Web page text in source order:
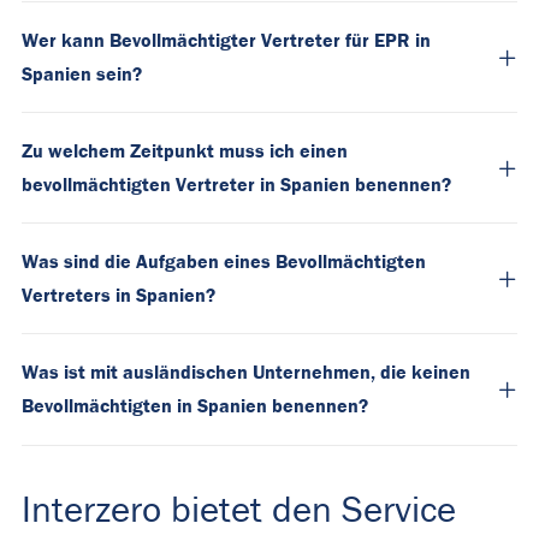
Wer kann Bevollmächtigter Vertreter für EPR in
Spanien sein?
Zu welchem Zeitpunkt muss ich einen
bevollmächtigten Vertreter in Spanien benennen?
Was sind die Aufgaben eines Bevollmächtigten
Vertreters in Spanien?
Was ist mit ausländischen Unternehmen, die keinen
Bevollmächtigten in Spanien benennen?
Interzero bietet den Service